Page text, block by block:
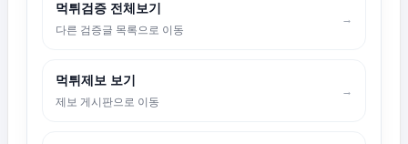
먹튀검증 전체보기
다른 검증글 목록으로 이동
→
먹튀제보 보기
제보 게시판으로 이동
→